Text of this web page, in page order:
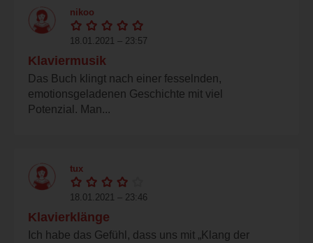
nikoo
18.01.2021 – 23:57
Klaviermusik
Das Buch klingt nach einer fesselnden,
emotionsgeladenen Geschichte mit viel
Potenzial. Man...
tux
18.01.2021 – 23:46
Klavierklänge
Ich habe das Gefühl, dass uns mit „Klang der